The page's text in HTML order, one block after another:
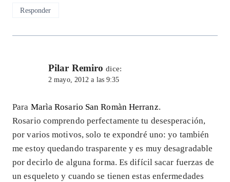
Responder
Pilar Remiro dice:
2 mayo, 2012 a las 9:35
Para Marìa Rosario San Romàn Herranz.
Rosario comprendo perfectamente tu desesperación,
por varios motivos, solo te expondré uno: yo también
me estoy quedando trasparente y es muy desagradable
por decirlo de alguna forma. Es difícil sacar fuerzas de
un esqueleto y cuando se tienen estas enfermedades